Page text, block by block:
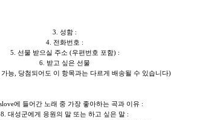
3. 성함 :
4. 전화번호 :
5. 선물 받으실 주소 (우편번호 포함) :
6. 받고 싶은 선물
능, 당첨되어도 이 항목과는 다르게 배송될 수 있습니다)
에 들어간 노래 중 가장 좋아하는 곡과 이유 :
8. 대성군에게 응원의 말 또는 하고 싶은 말 :